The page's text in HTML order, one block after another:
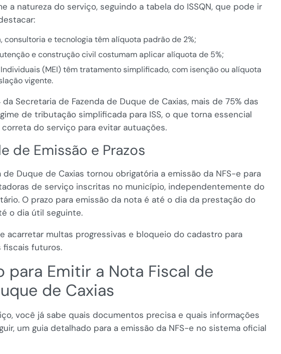
a natureza do serviço, seguindo a tabela do ISSQN, que pode ir
consultoria e tecnologia têm alíquota padrão de 2%;
e construção civil costumam aplicar alíquota de 5%;
(MEI) têm tratamento simplificado, com isenção ou alíquota
vigente.
Secretaria de Fazenda de Duque de Caxias, mais de 75% das
de tributação simplificada para ISS, o que torna essencial
do serviço para evitar autuações.
de Emissão e Prazos
Duque de Caxias tornou obrigatória a emissão da NFS-e para
de serviço inscritas no município, independentemente do
O prazo para emissão da nota é até o dia da prestação do
o dia útil seguinte.
acarretar multas progressivas e bloqueio do cadastro para
fiscais futuros.
para Emitir a Nota Fiscal de
de Caxias
você já sabe quais documentos precisa e quais informações
um guia detalhado para a emissão da NFS-e no sistema oficial